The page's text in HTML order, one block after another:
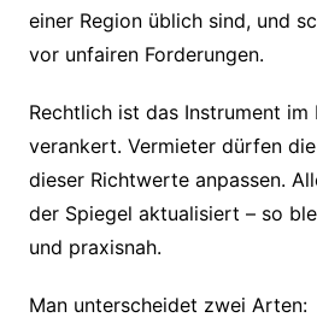
einer Region üblich sind, und
vor unfairen Forderungen.
Rechtlich ist das Instrument im
verankert. Vermieter dürfen
dieser Richtwerte anpassen.
der Spiegel aktualisiert – so
und praxisnah.
Man unterscheidet zwei Arten: